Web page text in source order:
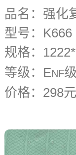
品名：强化
型号：K666
规格：
等级：ENF
价格：298